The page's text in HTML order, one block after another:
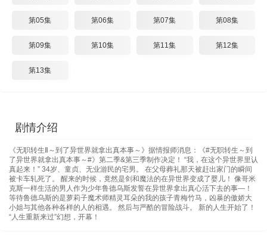
第05集 第06集 第07集 第08集
第09集 第10集 第11集 第12集
第13集
剧情介绍
《无职转生Ⅱ～到了异世界就拿出真本事～》据情报师消息：《#无职转生～到
了异世界就拿出真本事～#》第二季&第三季制作决定！ “我，在这个异世界里认
真起来！” 34岁、童贞、无业游民的宅男。 在父母葬礼那天被赶出家门的瞬间
被卡车轧死了。 醒来的时候，竟然是剑和魔法的在异世界变成了婴儿！ 像哥米
克斯一样生活的男人作为少年鲁德乌斯发誓在异世界拿出真心活下去的事—！
等待鲁德乌斯的是萝莉子魔术师精灵耳朵的我的孩子青梅竹马，凶暴的傲娇大
小姐与其他各种各样的人的相遇。 然后与严酷的冒险战斗。 新的人生开始了！
“人生重新来过”幻想，开幕！